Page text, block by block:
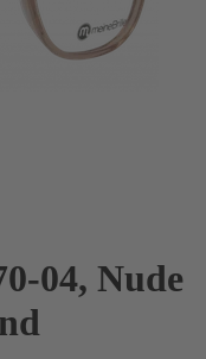
04, Nude